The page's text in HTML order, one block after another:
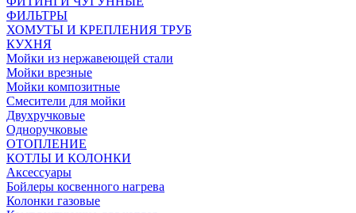
ФИЛЬТРЫ
ХОМУТЫ И КРЕПЛЕНИЯ ТРУБ
КУХНЯ
Мойки из нержавеющей стали
Мойки врезные
Мойки композитные
Смесители для мойки
Двухручковые
Одноручковые
ОТОПЛЕНИЕ
КОТЛЫ И КОЛОНКИ
Аксессуары
Бойлеры косвенного нагрева
Колонки газовые